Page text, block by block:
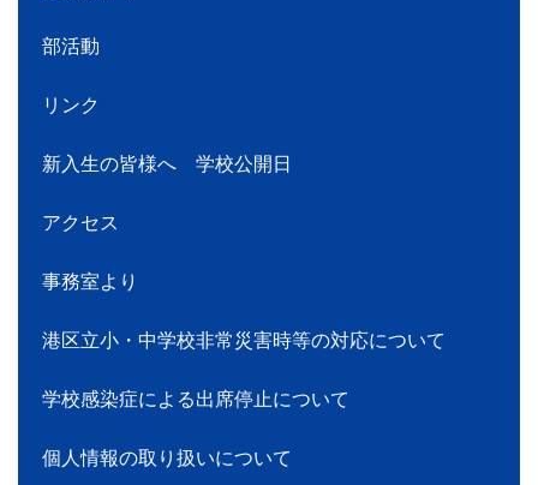
部活動
リンク
新入生の皆様へ 学校公開日
アクセス
事務室より
港区立小・中学校非常災害時等の対応について
学校感染症による出席停止について
個人情報の取り扱いについて